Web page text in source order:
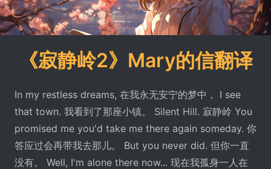
《寂静岭2》Mary的信翻译
In my restless dreams, 在我永无安宁的梦中， I see
that town. 我看到了那座小镇。 Silent Hill. 寂静岭 You
promised me you'd take me there again someday. 你
答应过会再带我去那儿。 But you never did. 但你一直
没有。 Well, I'm alone there now... 现在我孤身一人在